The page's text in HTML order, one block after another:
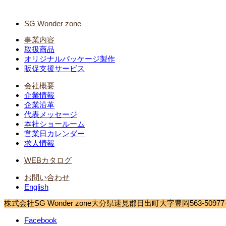
SG Wonder zone
事業内容
取扱商品
オリジナルパッケージ製作
販促支援サービス
会社概要
企業情報
企業沿革
代表メッセージ
本社ショールーム
営業日カレンダー
求人情報
WEBカタログ
お問い合わせ
English
株式会社SG Wonder zone大分県速見郡日出町大字豊岡563-5
Facebook